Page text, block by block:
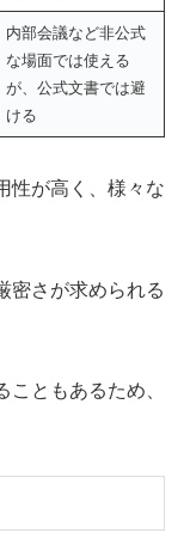
内部会議など非公式
な場面では使える
が、公式文書では避
ける
性が高く、様々な
密さが求められる
こともあるため、